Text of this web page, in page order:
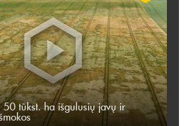
50 tūkst. ha išgulusių javų ir